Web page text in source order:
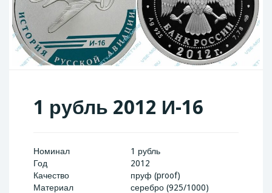
1 рубль 2012 И-16
Номинал
1 рубль
Год
2012
Качество
пруф (proof)
Материал
серебро (925/1000)